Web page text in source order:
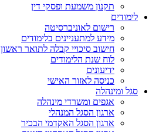
תקנון משמעת ופסקי דין
לימודים
רישום לאוניברסיטה
מידע למתעניינים בלימודים
חישוב סיכויי קבלה לתואר ראשון
לוח שנת הלימודים
ידיעונים
כניסה לאזור האישי
סגל ומינהלה
אגפים ומשרדי מינהלה
ארגון הסגל המנהלי
ארגון הסגל האקדמי הבכיר